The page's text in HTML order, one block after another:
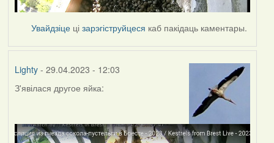
Увайдзіце цізарэгіструйцеся каб пакідаць каментары.
Lighty- 29.04.2023 - 12:03
З'явілася другое яйка: